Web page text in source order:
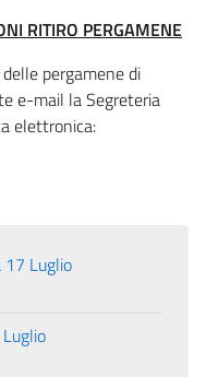
RITIRO PERGAMENE
pergamene di
e-mail la Segreteria
elettronica:
17 Luglio